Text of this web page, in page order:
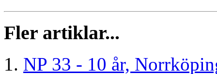
Fler artiklar...
NP 33 - 10 år,